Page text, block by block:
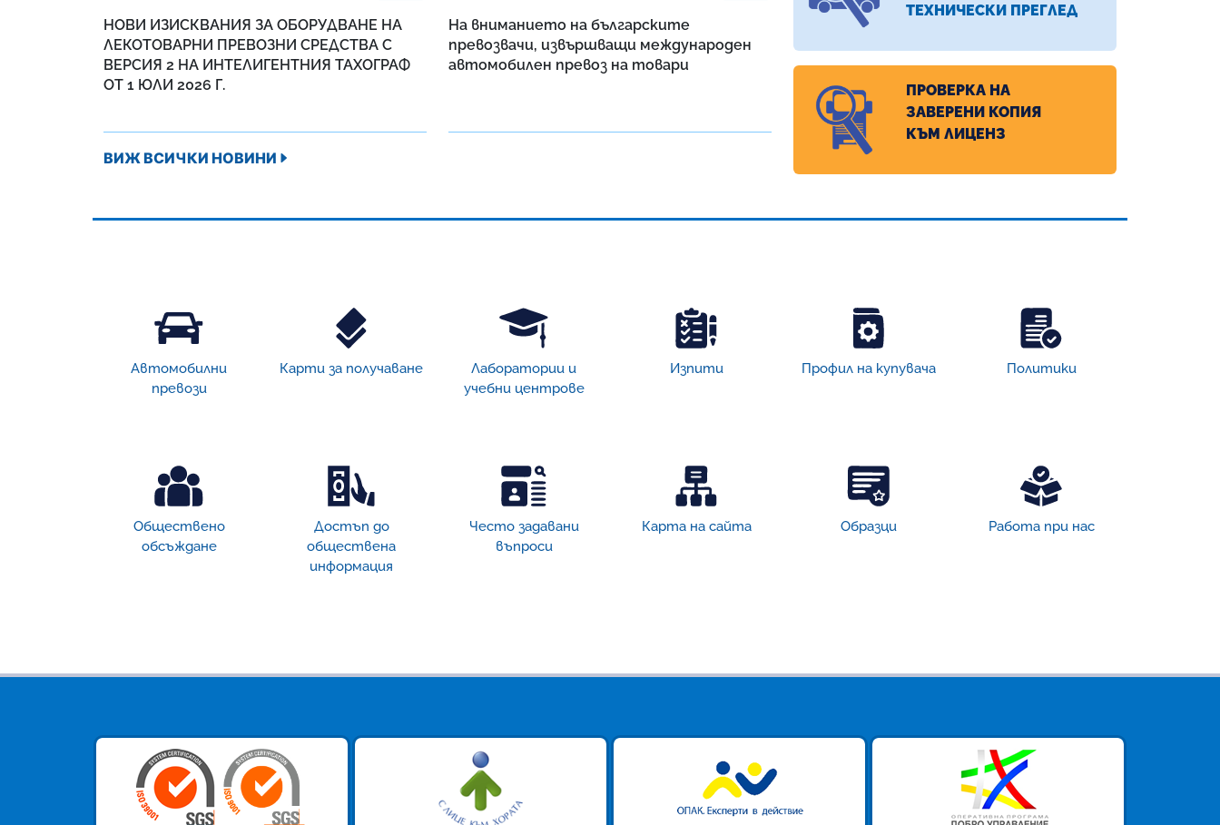
НОВИ ИЗИСКВАНИЯ ЗА ОБОРУДВАНЕ НА
ЛЕКОТОВАРНИ ПРЕВОЗНИ СРЕДСТВА С
ВЕРСИЯ 2 НА ИНТЕЛИГЕНТНИЯ ТАХОГРАФ
ОТ 1 ЮЛИ 2026 Г.
На вниманието на българските
превозвачи, извършващи международен
автомобилен превоз на товари
ВИЖ ВСИЧКИ НОВИНИ
ТЕХНИЧЕСКИ ПРЕГЛЕД
ПРОВЕРКА НА
ЗАВЕРЕНИ КОПИЯ
КЪМ ЛИЦЕНЗ
Автомобилни
превози
Карти за получаване
Лаборатории и
учебни центрове
Изпити Профил на купувача Политики
Обществено
обсъждане
Достъп дo
обществена
информация
Често задавани
въпроси
Карта на сайта Образци Работа при нас